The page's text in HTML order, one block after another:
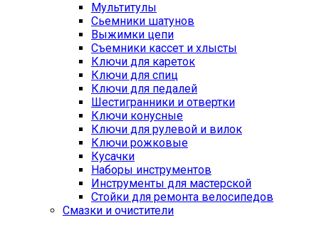
Мультитулы
Сьемники шатунов
Выжимки цепи
Съемники кассет и хлысты
Ключи для кареток
Ключи для спиц
Ключи для педалей
Шестигранники и отвертки
Ключи конусные
Ключи для рулевой и вилок
Ключи рожковые
Кусачки
Наборы инструментов
Инструменты для мастерской
Стойки для ремонта велосипедов
Смазки и очистители